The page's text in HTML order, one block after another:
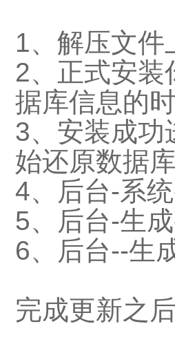
1、解压文件
2、正式安装
据库信息的
3、安装成功
始还原数据库
4、后台-系
5、后台-生
6、后台--生
完成更新之